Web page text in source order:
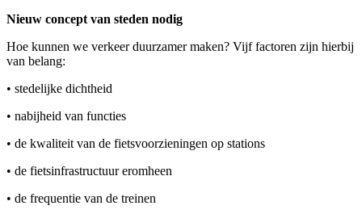
Nieuw concept van steden nodig
Hoe kunnen we verkeer duurzamer maken? Vijf factoren zijn hierbij
van belang:
• stedelijke dichtheid
• nabijheid van functies
• de kwaliteit van de fietsvoorzieningen op stations
• de fietsinfrastructuur eromheen
• de frequentie van de treinen